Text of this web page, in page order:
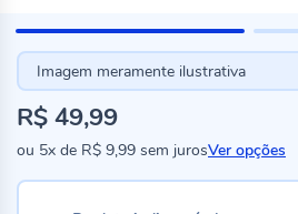
Imagem meramente ilustrativa
R$ 49,99
ou 5x de R$ 9,99 sem jurosVer opções